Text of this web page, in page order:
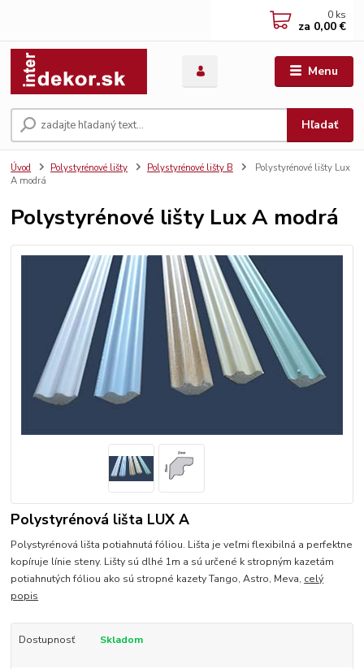
Menu
Hľadať
0 ks
za 0,00 €
Úvod Polystyrénové lišty Polystyrénové lišty B
Polystyrénové lišty Lux
A modrá
Polystyrénové lišty Lux A modrá
Polystyrénová lišta LUX A
Polystyrénová lišta potiahnutá fóliou. Lišta je veľmi flexibilná a perfektne
kopíruje línie steny. Lišty sú dlhé 1m a sú určené k stropným kazetám
potiahnutých fóliou ako sú stropné kazety Tango, Astro, Meva, celý
popis
Dostupnosť Skladom